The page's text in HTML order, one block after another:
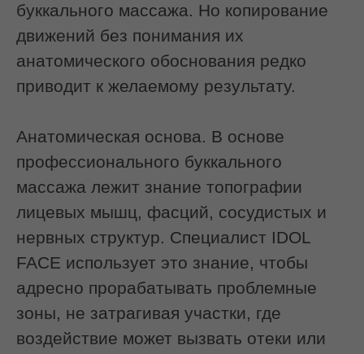
Техника выполнения:
как проходит
процедура
Этап 1. Подготовка и лимфодренаж
Работа начинается с шеи и зоны оттока
лимфы. Это снижает отёчность и
подготавливает ткани к глубокой
Этап 2. Внешняя миофасциальная
работа
Специалист разминает жевательную
зону, скулы, подбородок.
Используются техники:
глубокого разминания